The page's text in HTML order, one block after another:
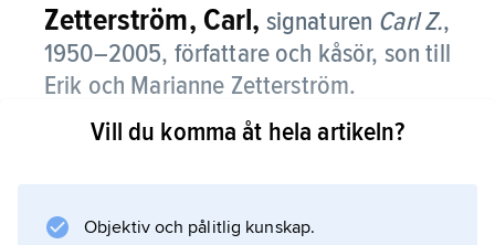
Zetterström, Carl, signaturen Carl Z.,
1950–2005, författare och kåsör, son till
Erik och Marianne Zetterström.
Carl Zetterström debuterade 1968 med boken
Paviljongen
Vill du komma åt hela artikeln?
Objektiv och pålitlig kunskap.